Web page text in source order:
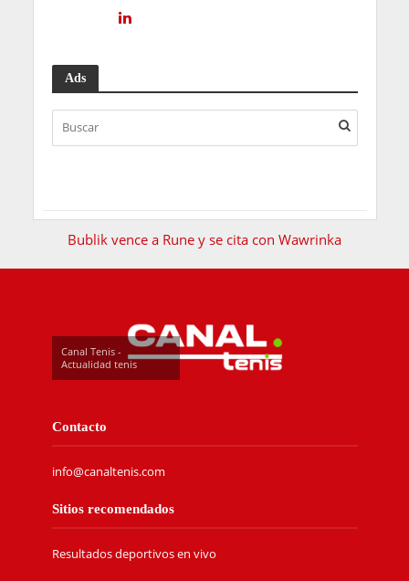
Ads
Bublik vence a Rune y se cita con Wawrinka
Canal Tenis -
Actualidad tenis
Contacto
info@canaltenis.com
Sitios recomendados
Resultados deportivos en vivo